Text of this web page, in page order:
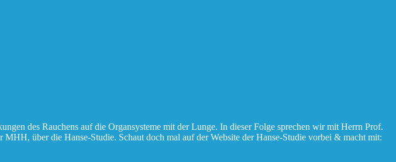
des Rauchens auf die Organsysteme mit der Lunge. In dieser Folge sprechen wir mit Herrn Prof.
über die Hanse-Studie. Schaut doch mal auf der Website der Hanse-Studie vorbei & macht mit: